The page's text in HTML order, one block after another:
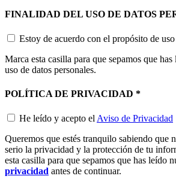
FINALIDAD DEL USO DE DATOS
Estoy de acuerdo con el propósito de
Marca esta casilla para que sepamos que
uso de datos personales.
POLÍTICA DE PRIVACIDAD *
He leído y acepto el Aviso de Privacidad
Queremos que estés tranquilo sabiendo que
serio la privacidad y la protección de tu
esta casilla para que sepamos que has leído
privacidad antes de continuar.